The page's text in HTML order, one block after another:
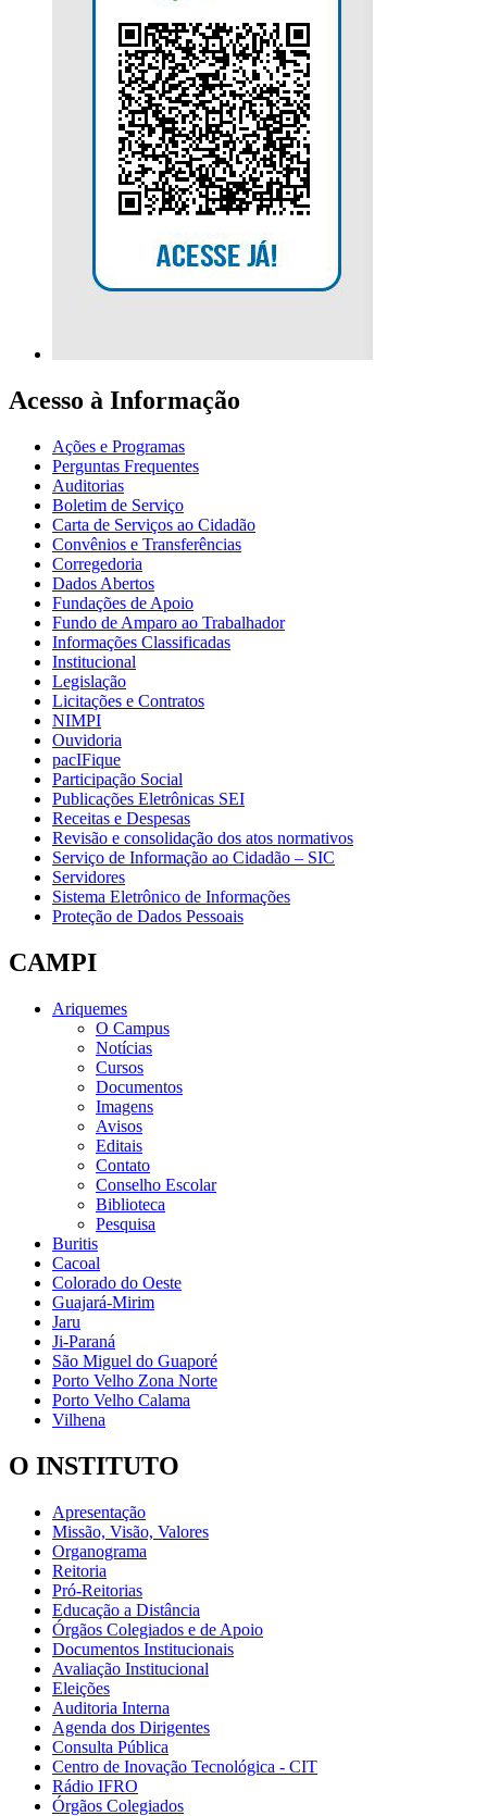
Acesso à Informação
Ações e Programas
Perguntas Frequentes
Auditorias
Boletim de Serviço
Carta de Serviços ao Cidadão
Convênios e Transferências
Corregedoria
Dados Abertos
Fundações de Apoio
Fundo de Amparo ao Trabalhador
Informações Classificadas
Institucional
Legislação
Licitações e Contratos
NIMPI
Ouvidoria
pacIFique
Participação Social
Publicações Eletrônicas SEI
Receitas e Despesas
Revisão e consolidação dos atos normativos
Serviço de Informação ao Cidadão – SIC
Servidores
Sistema Eletrônico de Informações
Proteção de Dados Pessoais
CAMPI
Ariquemes
O Campus
Notícias
Cursos
Documentos
Imagens
Avisos
Editais
Contato
Conselho Escolar
Biblioteca
Pesquisa
Buritis
Cacoal
Colorado do Oeste
Guajará-Mirim
Jaru
Ji-Paraná
São Miguel do Guaporé
Porto Velho Zona Norte
Porto Velho Calama
Vilhena
O INSTITUTO
Apresentação
Missão, Visão, Valores
Organograma
Reitoria
Pró-Reitorias
Educação a Distância
Órgãos Colegiados e de Apoio
Documentos Institucionais
Avaliação Institucional
Eleições
Auditoria Interna
Agenda dos Dirigentes
Consulta Pública
Centro de Inovação Tecnológica - CIT
Rádio IFRO
Órgãos Colegiados